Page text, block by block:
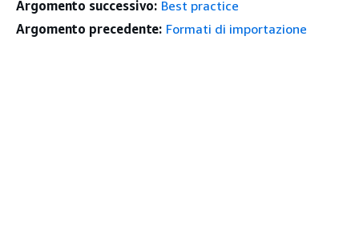
Argomento successivo: Best practice
Argomento precedente: Formati di importazione